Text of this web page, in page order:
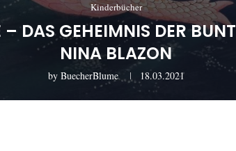
Kinderbücher
– DAS GEHEIMNIS DER
NINA BLAZON
by BuecherBlume 18.03.2021